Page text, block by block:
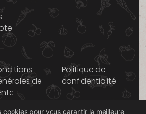
de
Politique de
confidentialité
cookies pour vous garantir la meilleure